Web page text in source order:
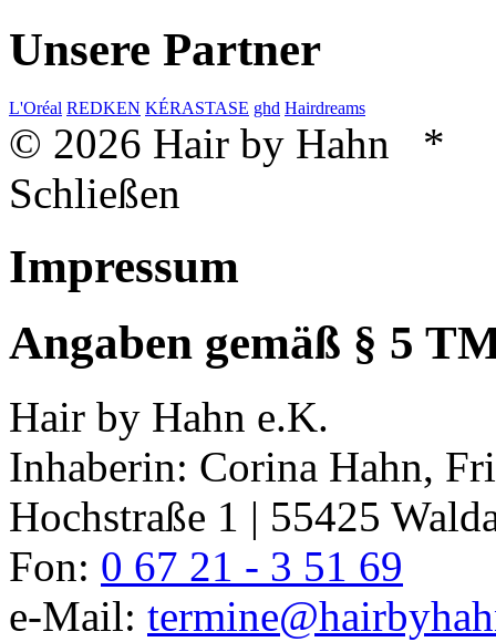
Unsere Partner
L'Oréal REDKEN KÉRASTASE ghd Hairdreams
© 2026 Hair by Hahn *
Schließen
Impressum
Angaben gemäß § 5
Hair by Hahn e.K.
Inhaberin: Corina Hahn,
Hochstraße 1 | 55425
Fon: 0 67 21 - 3 51 69
e-Mail: